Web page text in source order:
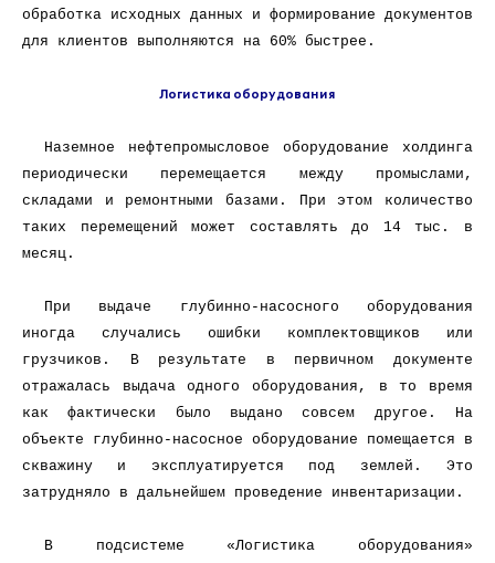
обработка исходных данных и формирование документов
для клиентов выполняются на 60% быстрее.
Логистика оборудования
Наземное нефтепромысловое оборудование холдинга
периодически перемещается между промыслами,
складами и ремонтными базами. При этом количество
таких перемещений может составлять до 14 тыс. в
месяц.
При выдаче глубинно-насосного оборудования
иногда случались ошибки комплектовщиков или
грузчиков. В результате в первичном документе
отражалась выдача одного оборудования, в то время
как фактически было выдано совсем другое. На
объекте глубинно-насосное оборудование помещается в
скважину и эксплуатируется под землей. Это
затрудняло в дальнейшем проведение инвентаризации.
В подсистеме «Логистика оборудования»